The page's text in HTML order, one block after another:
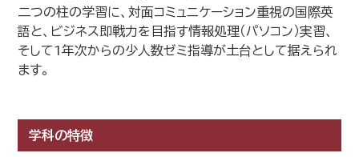
二つの柱の学習に、対面コミュニケーション重視の国際英
語と、ビジネス即戦力を目指す情報処理（パソコン）実習、
そして1年次からの少人数ゼミ指導が土台として据えられ
ます。
学科の特徴